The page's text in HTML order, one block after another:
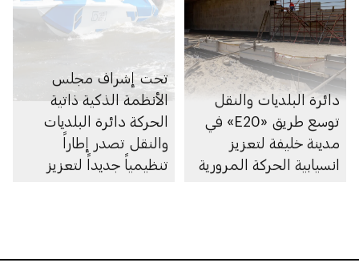
دائرة البلديات والنقل
توسع طريق «E20» في
مدينة خليفة لتعزيز
انسيابية الحركة المرورية
تحت إشراف مجلس
الأنظمة الذكية ذاتية
الحركة دائرة البلديات
والنقل تصدر إطاراً
تنظيمياً جديداً لتعزيز